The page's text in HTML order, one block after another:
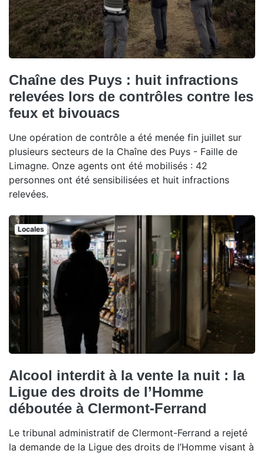
Chaîne des Puys : huit infractions
relevées lors de contrôles contre les
feux et bivouacs
Une opération de contrôle a été menée fin juillet sur
plusieurs secteurs de la Chaîne des Puys - Faille de
Limagne. Onze agents ont été mobilisés : 42
personnes ont été sensibilisées et huit infractions
relevées.
Locales
Alcool interdit à la vente la nuit : la
Ligue des droits de l’Homme
déboutée à Clermont-Ferrand
Le tribunal administratif de Clermont-Ferrand a rejeté
la demande de la Ligue des droits de l’Homme visant à